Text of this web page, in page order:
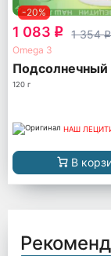
-20%
1 083 q 1 354q
Omega 3
Подсолнечный
120 г
НАШ
В